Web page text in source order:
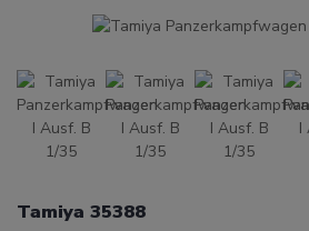
Tamiya 35388